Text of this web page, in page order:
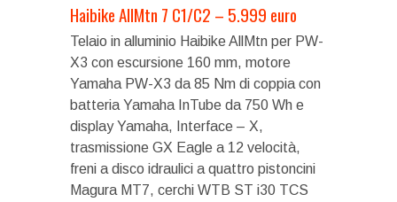
Haibike AllMtn 7 C1/C2 – 5.999 euro
Telaio in alluminio Haibike AllMtn per PW-
X3 con escursione 160 mm, motore
Yamaha PW-X3 da 85 Nm di coppia con
batteria Yamaha InTube da 750 Wh e
display Yamaha, Interface – X,
trasmissione GX Eagle a 12 velocità,
freni a disco idraulici a quattro pistoncini
Magura MT7, cerchi WTB ST i30 TCS